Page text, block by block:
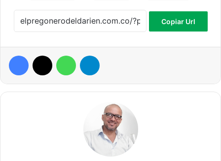
Copiar Url
Facebook WhatsApp